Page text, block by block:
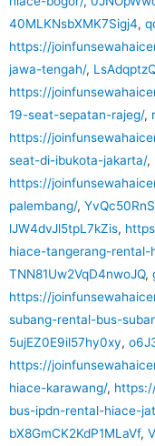
40MLKNsbXMK7Sigj4,
https://
jawa-tengah/,
https://
19-seat-sepatan-rajeg/,
https://
seat-di-ibukota-jakarta/,
https://
palembang/,
lJW4dvJl5tpL7kZis,
hiace-tangerang-rental-
TNN81Uw2VqD4nwoJQ,
https://
subang-rental-bus-
5ujEZ0E9il57hy0xy,
https://
hiace-karawang/,
bus-ipdn-rental-hiace-
bX8GmCK2KdP1MLaVf,